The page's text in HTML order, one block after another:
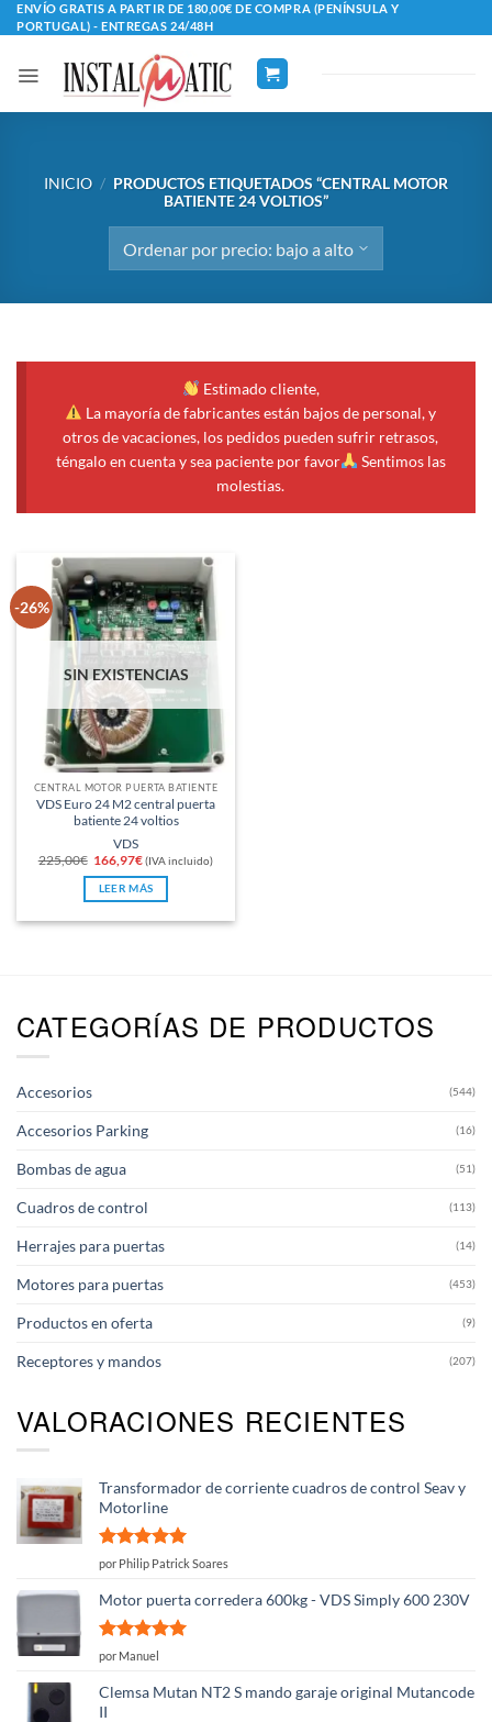
Saltar
al
contenido
ENVÍO GRATIS A PARTIR DE 180,00€ DE COMPRA (PENÍNSULA Y
PORTUGAL) - ENTREGAS 24/48H
INICIO / PRODUCTOS ETIQUETADOS “CENTRAL MOTOR
BATIENTE 24 VOLTIOS”
Estimado cliente,
La mayoría de fabricantes están bajos de personal, y
otros de vacaciones, los pedidos pueden sufrir retrasos,
téngalo en cuenta y sea paciente por favor
Sentimos las
molestias.
-26%
SIN EXISTENCIAS
CENTRAL MOTOR PUERTA BATIENTE
VDS Euro 24 M2 central puerta
batiente 24 voltios
VDS
225,00€ El
precio
original
era:
225,00€.
166,97€El
precio
actual
es:
166,97€.
(IVA incluido)
LEER MÁS
CATEGORÍAS DE PRODUCTOS
Accesorios (544)
Accesorios Parking (16)
Bombas de agua (51)
Cuadros de control (113)
Herrajes para puertas (14)
Motores para puertas (453)
Productos en oferta (9)
Receptores y mandos (207)
VALORACIONES RECIENTES
Transformador de corriente cuadros de control Seav y
Motorline
Valorado
por Philip Patrick Soares
Motor puerta corredera 600kg - VDS Simply 600 230V
Valorado
por Manuel
Clemsa Mutan NT2 S mando garaje original Mutancode
II